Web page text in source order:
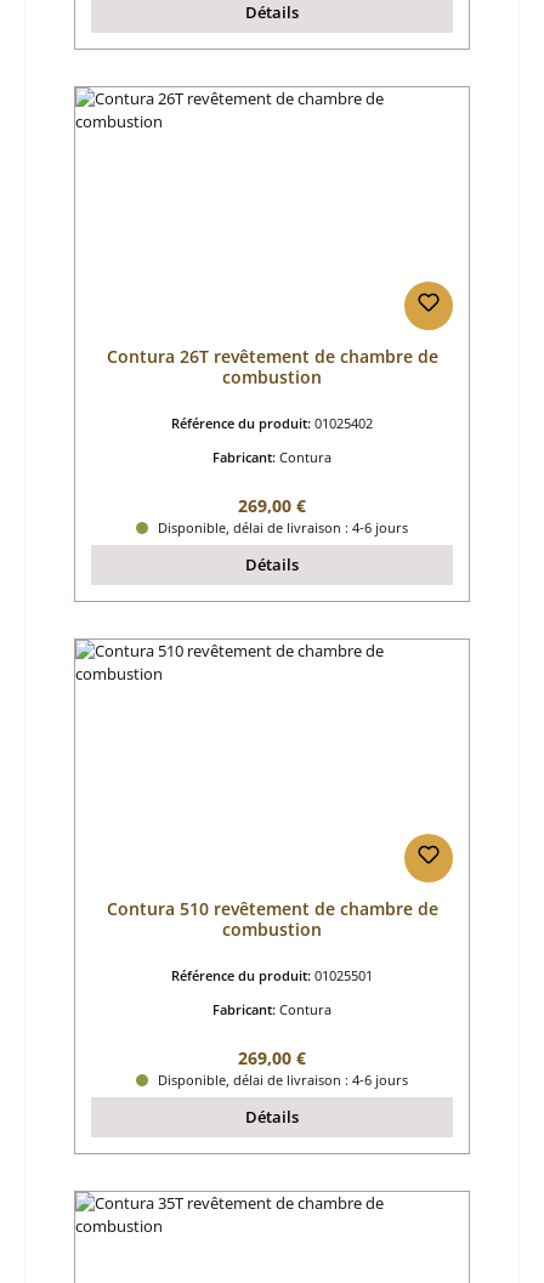
Détails
Contura 26T revêtement de chambre de
combustion
Référence du produit: 01025402
Fabricant: Contura
Prix régulier :
269,00 €
Disponible, délai de livraison : 4-6 jours
Détails
Contura 510 revêtement de chambre de
combustion
Référence du produit: 01025501
Fabricant: Contura
Prix régulier :
269,00 €
Disponible, délai de livraison : 4-6 jours
Détails